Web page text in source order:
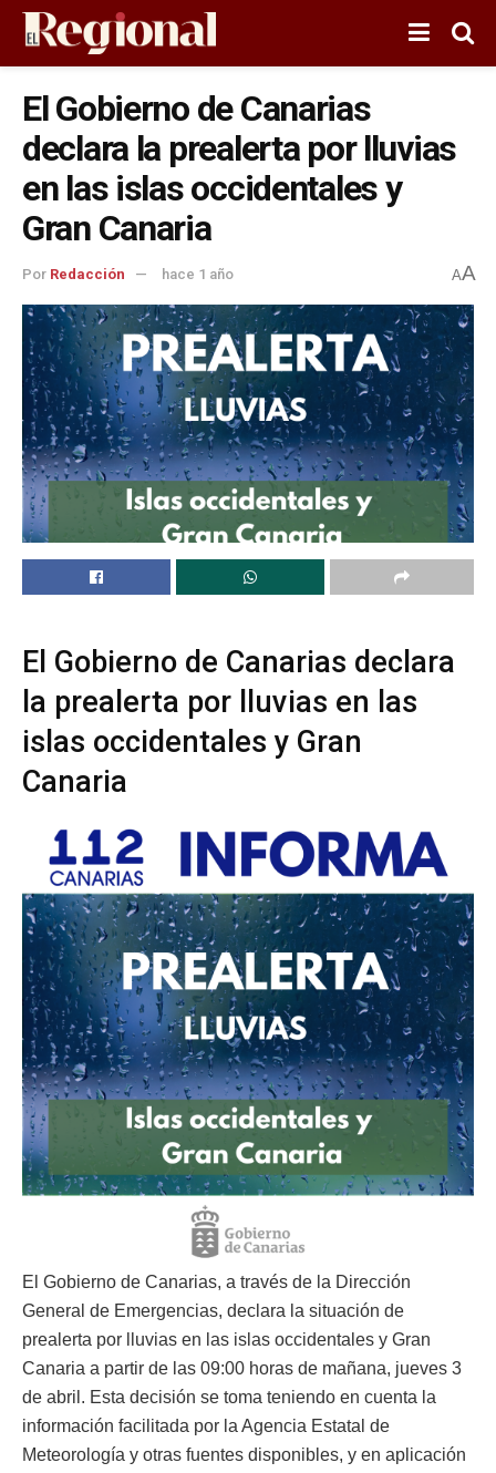
El Gobierno de Canarias
declara la prealerta por lluvias
en las islas occidentales y
Gran Canaria
Por Redacción hace 1 año AA
El Gobierno de Canarias declara
la prealerta por lluvias en las
islas occidentales y Gran
Canaria
El Gobierno de Canarias, a través de la Dirección
General de Emergencias, declara la situación de
prealerta por lluvias en las islas occidentales y Gran
Canaria a partir de las 09:00 horas de mañana, jueves 3
de abril. Esta decisión se toma teniendo en cuenta la
información facilitada por la Agencia Estatal de
Meteorología y otras fuentes disponibles, y en aplicación